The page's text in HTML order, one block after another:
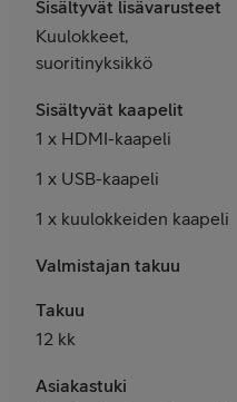
Sisältyvät lisävarusteet
Kuulokkeet,
suoritinyksikkö
Sisältyvät kaapelit
1 x HDMI-kaapeli
1 x USB-kaapeli
1 x kuulokkeiden kaapeli
Valmistajan takuu
Takuu
12 kk
Asiakastuki